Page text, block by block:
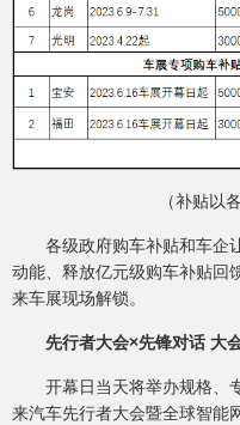
（补贴以
各级政府购车补贴和车企
动能、释放亿元级购车补贴回
来车展现场解锁。
先行者大会×先锋对话 大
开幕日当天将举办规格、
来汽车先行者大会暨全球智能